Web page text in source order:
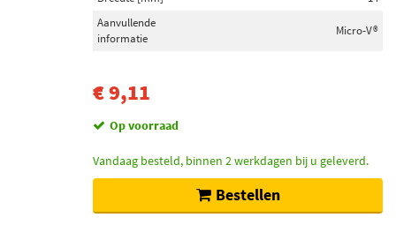
Aanvullende
informatie
Micro-V®
€ 9,11
Op voorraad
Vandaag besteld, binnen 2 werkdagen bij u geleverd.
Bestellen